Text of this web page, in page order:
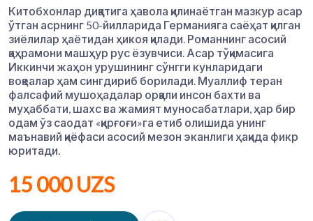
Китобхонлар диққатига ҳавола қилинаётган мазкур асар
ўтган асрнинг 50-йилларида Германияга саёҳат қилган
зиёлилар ҳаётидан ҳикоя қилади. Романнинг асосий
қаҳрамони машҳур рус ёзувчиси. Асар тўқимасига
Иккинчи жаҳон урушининг сўнгги кунларидаги
воқеалар ҳам сингдириб борилади. Муаллиф теран
фалсафий мушоҳадалар орқали инсон бахти ва
муҳаббати, шахс ва жамият муносабатлари, ҳар бир
одам ўз саодат «қирғоғи»га етиб олишида унинг
маънавий қиёфаси асосий мезон эканлиги ҳақида фикр
юритади.
15 000 UZS